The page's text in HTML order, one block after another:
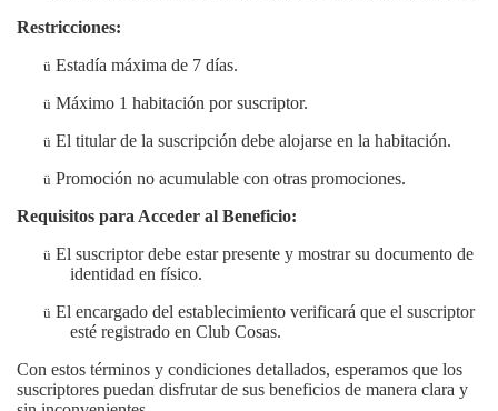
Restricciones:
ü Estadía máxima de 7 días.
ü Máximo 1 habitación por suscriptor.
ü El titular de la suscripción debe alojarse en la habitación.
ü Promoción no acumulable con otras promociones.
Requisitos para Acceder al Beneficio:
ü El suscriptor debe estar presente y mostrar su documento de
identidad en físico.
ü El encargado del establecimiento verificará que el suscriptor
esté registrado en Club Cosas.
Con estos términos y condiciones detallados, esperamos que los
suscriptores puedan disfrutar de sus beneficios de manera clara y